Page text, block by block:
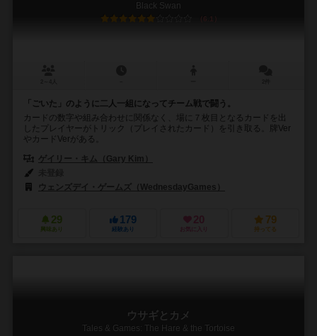
Black Swan
6.1
「ごいた」のように二人一組になってチーム戦で闘う。
カードの数字や組み合わせに関係なく、場に７枚目となるカードを出
したプレイヤーがトリック（プレイされたカード）を引き取る。牌Ver
やカードVerがある。
ゲイリー・キム（Gary Kim）
ウェンズデイ・ゲームズ（WednesdayGames）
29
興味あり
179
経験あり
20
お気に入り
79
持ってる
ウサギとカメ
Tales & Games: The Hare & the Tortoise